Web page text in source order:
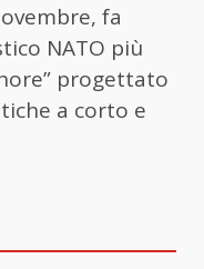
fa
NATO più
progettato
a corto e